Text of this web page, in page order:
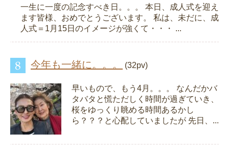
一生に一度の記念すべき日。。。 本日、成人式を迎え
ます皆様、おめでとうございます。 私は、未だに、成
人式＝1月15日のイメージが強くて・・・ ...
今年も一緒に。。。 (32pv)
早いもので、もう4月。。。 なんだかバ
タバタと慌ただしく時間が過ぎていき、
桜をゆっくり眺める時間あるかし
ら？？？と心配していましたが 先日、...